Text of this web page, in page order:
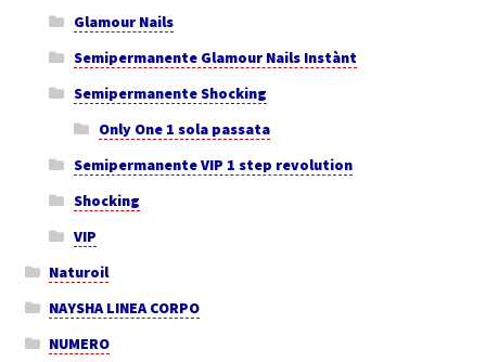
Glamour Nails
Semipermanente Glamour Nails Instànt
Semipermanente Shocking
Only One 1 sola passata
Semipermanente VIP 1 step revolution
Shocking
VIP
Naturoil
NAYSHA LINEA CORPO
NUMERO